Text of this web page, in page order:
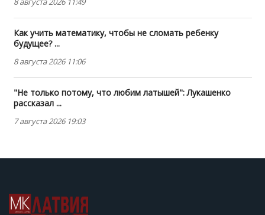
Как учить математику, чтобы не сломать ребенку
будущее? ...
8 августа 2026 11:06
"Не только потому, что любим латышей": Лукашенко
рассказал ...
7 августа 2026 19:03